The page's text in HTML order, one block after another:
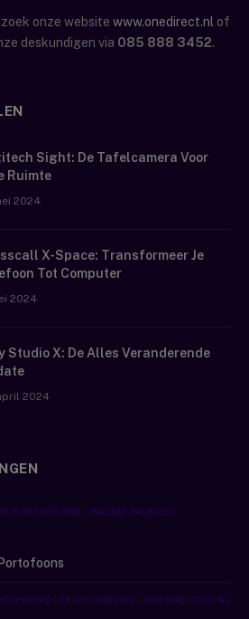
onze website www.onedirect.nl of
deskundigen via 085 888 3452.
Sight: De Tafelcamera Voor
Ruimte
2024
X-Space: Transformeer Je
Tot Computer
2024
Studio X: De Alles Veranderende
2024
PORTOFOONS | WALKIE TALKIES |
| TELECOMBLOG | ONEDIRECT.CO.NL